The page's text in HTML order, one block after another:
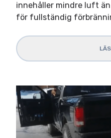
innehåller mindre luft
för fullständig